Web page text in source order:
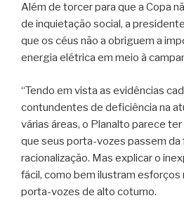
Além de torcer para que a Copa
de inquietação social, a
que os céus não a obriguem a
energia elétrica em meio à
“Tendo em vista as evidências
contundentes de deficiência na
várias áreas, o Planalto parece
que seus porta-vozes passem da
racionalização. Mas explicar o
fácil, como bem ilustram
porta-vozes de alto coturno.